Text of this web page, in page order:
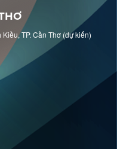
TP. Cần Thơ (dự kiến)